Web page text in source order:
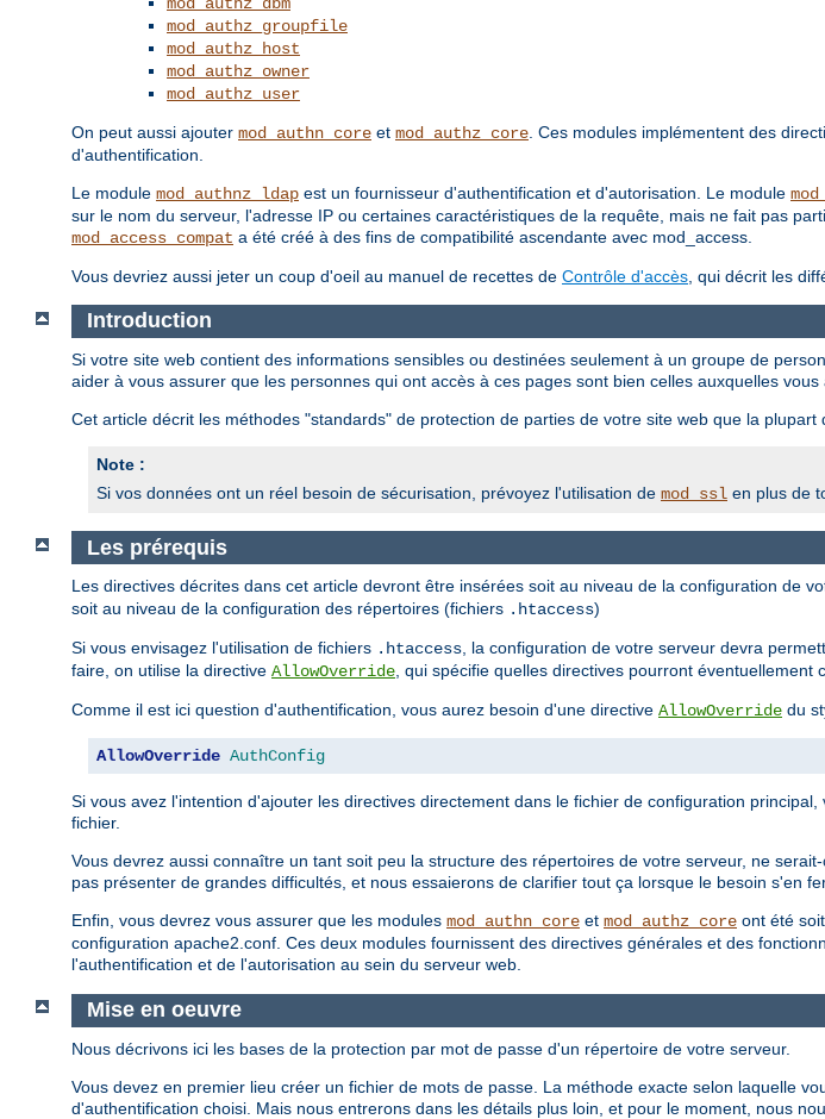
mod_authz_groupfile
mod_authz_host
mod_authz_owner
mod_authz_user
On peut aussi ajouter mod_authn_core et mod_authz_core . Ces modules implémentent des
d'authentification.
Le module mod_authnz_ldap est un fournisseur d'authentification et d'autorisation. Le module
sur le nom du serveur, l'adresse IP ou certaines caractéristiques de la requête, mais ne fait pas
mod_access_compat a été créé à des fins de compatibilité ascendante avec mod_access.
Vous devriez aussi jeter un coup d'oeil au manuel de recettes de Contrôle d'accès , qui décrit les
Introduction
Si votre site web contient des informations sensibles ou destinées seulement à un groupe de
aider à vous assurer que les personnes qui ont accès à ces pages sont bien celles auxquelles
Cet article décrit les méthodes "standards" de protection de parties de votre site web que la plupart
Note :
Si vos données ont un réel besoin de sécurisation, prévoyez l'utilisation de mod_ssl en plus de
Les prérequis
Les directives décrites dans cet article devront être insérées soit au niveau de la configuration de
soit au niveau de la configuration des répertoires (fichiers .htaccess)
Si vous envisagez l'utilisation de fichiers .htaccess, la configuration de votre serveur devra
faire, on utilise la directive AllowOverride, qui spécifie quelles directives pourront
Comme il est ici question d'authentification, vous aurez besoin d'une directive AllowOverride du
AllowOverride AuthConfig
Si vous avez l'intention d'ajouter les directives directement dans le fichier de configuration
fichier.
Vous devrez aussi connaître un tant soit peu la structure des répertoires de votre serveur, ne
pas présenter de grandes difficultés, et nous essaierons de clarifier tout ça lorsque le besoin s'en
Enfin, vous devrez vous assurer que les modules mod_authn_core et mod_authz_core ont été
configuration apache2.conf. Ces deux modules fournissent des directives générales et des
l'authentification et de l'autorisation au sein du serveur web.
Mise en oeuvre
Nous décrivons ici les bases de la protection par mot de passe d'un répertoire de votre serveur.
Vous devez en premier lieu créer un fichier de mots de passe. La méthode exacte selon laquelle
d'authentification choisi. Mais nous entrerons dans les détails plus loin, et pour le moment, nous